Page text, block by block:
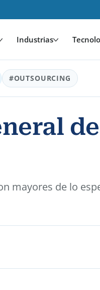
Industrias
#OUTSOURCING
mayores de lo